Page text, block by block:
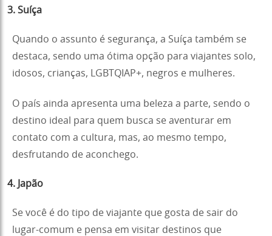
3. Suíça
Quando o assunto é segurança, a Suíça também se
destaca, sendo uma ótima opção para viajantes solo,
idosos, crianças, LGBTQIAP+, negros e mulheres.
O país ainda apresenta uma beleza a parte, sendo o
destino ideal para quem busca se aventurar em
contato com a cultura, mas, ao mesmo tempo,
desfrutando de aconchego.
4. Japão
Se você é do tipo de viajante que gosta de sair do
lugar-comum e pensa em visitar destinos que